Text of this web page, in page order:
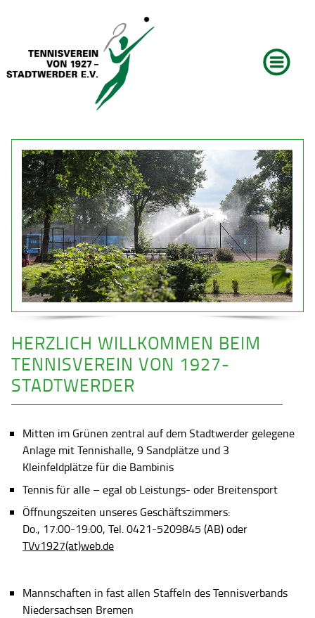
HERZLICH WILLKOMMEN BEIM
TENNISVEREIN VON 1927-
STADTWERDER
Mitten im Grünen zentral auf dem Stadtwerder gelegene
Anlage mit Tennishalle, 9 Sandplätze und 3
Kleinfeldplätze für die Bambinis
Tennis für alle – egal ob Leistungs- oder Breitensport
Öffnungszeiten unseres Geschäftszimmers:
Do., 17:00-19:00, Tel. 0421-5209845 (AB) oder
TVv1927(at)web.de
Mannschaften in fast allen Staffeln des Tennisverbands
Niedersachsen Bremen